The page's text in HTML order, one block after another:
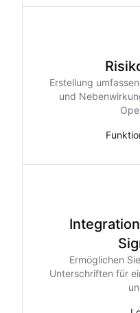
Erstellung
und
Ermöglichen
Unterschriften für